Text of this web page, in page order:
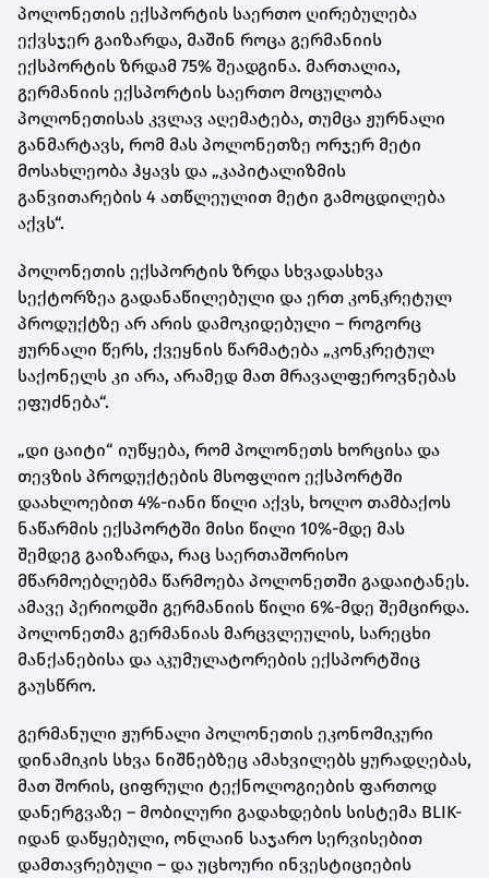
პოლონეთის ექსპორტის საერთო ღირებულება
ექვსჯერ გაიზარდა, მაშინ როცა გერმანიის
ექსპორტის ზრდამ 75% შეადგინა. მართალია,
გერმანიის ექსპორტის საერთო მოცულობა
პოლონეთისას კვლავ აღემატება, თუმცა ჟურნალი
განმარტავს, რომ მას პოლონეთზე ორჯერ მეტი
მოსახლეობა ჰყავს და „კაპიტალიზმის
განვითარების 4 ათწლეულით მეტი გამოცდილება
აქვს“.
პოლონეთის ექსპორტის ზრდა სხვადასხვა
სექტორზეა გადანაწილებული და ერთ კონკრეტულ
პროდუქტზე არ არის დამოკიდებული – როგორც
ჟურნალი წერს, ქვეყნის წარმატება „კონკრეტულ
საქონელს კი არა, არამედ მათ მრავალფეროვნებას
ეფუძნება“.
„დი ცაიტი“ იუწყება, რომ პოლონეთს ხორცისა და
თევზის პროდუქტების მსოფლიო ექსპორტში
დაახლოებით 4%-იანი წილი აქვს, ხოლო თამბაქოს
ნაწარმის ექსპორტში მისი წილი 10%-მდე მას
შემდეგ გაიზარდა, რაც საერთაშორისო
მწარმოებლებმა წარმოება პოლონეთში გადაიტანეს.
ამავე პერიოდში გერმანიის წილი 6%-მდე შემცირდა.
პოლონეთმა გერმანიას მარცვლეულის, სარეცხი
მანქანებისა და აკუმულატორების ექსპორტშიც
გაუსწრო.
გერმანული ჟურნალი პოლონეთის ეკონომიკური
დინამიკის სხვა ნიშნებზეც ამახვილებს ყურადღებას,
მათ შორის, ციფრული ტექნოლოგიების ფართოდ
დანერგვაზე – მობილური გადახდების სისტემა BLIK-
იდან დაწყებული, ონლაინ საჯარო სერვისებით
დამთავრებული – და უცხოური ინვესტიციების